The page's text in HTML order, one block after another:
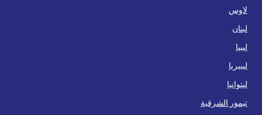
لاوس
لبنان
ليبيا
ليبيريا
ليتوانيا
تيمور الشرقية